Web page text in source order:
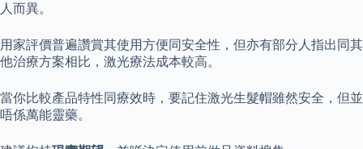
人而異。
用家評價普遍讚賞其使用方便同安全性，但亦有部分人指出同其
他治療方案相比，激光療法成本較高。
當你比較產品特性同療效時，要記住激光生髮帽雖然安全，但並
唔係萬能靈藥。